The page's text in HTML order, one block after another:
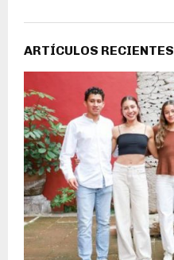
ARTÍCULOS RECIENTES